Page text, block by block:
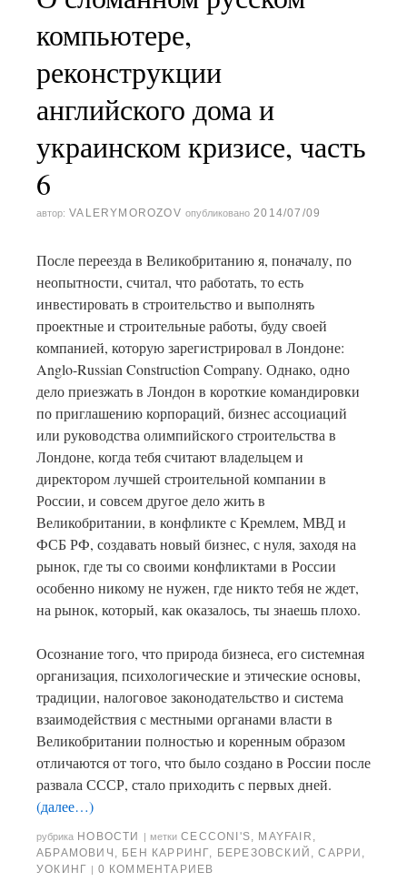
компьютере,
реконструкции
английского дома и
украинском кризисе, часть
6
автор: VALERYMOROZOV опубликовано 2014/07/09
После переезда в Великобританию я, поначалу, по
неопытности, считал, что работать, то есть
инвестировать в строительство и выполнять
проектные и строительные работы, буду своей
компанией, которую зарегистрировал в Лондоне:
Anglo-Russian Construction Company. Однако, одно
дело приезжать в Лондон в короткие командировки
по приглашению корпораций, бизнес ассоциаций
или руководства олимпийского строительства в
Лондоне, когда тебя считают владельцем и
директором лучшей строительной компании в
России, и совсем другое дело жить в
Великобритании, в конфликте с Кремлем, МВД и
ФСБ РФ, создавать новый бизнес, с нуля, заходя на
рынок, где ты со своими конфликтами в России
особенно никому не нужен, где никто тебя не ждет,
на рынок, который, как оказалось, ты знаешь плохо.
Осознание того, что природа бизнеса, его системная
организация, психологические и этические основы,
традиции, налоговое законодательство и система
взаимодействия с местными органами власти в
Великобритании полностью и коренным образом
отличаются от того, что было создано в России после
развала СССР, стало приходить с первых дней.
(далее…)
рубрика НОВОСТИ | метки CECCONI'S, MAYFAIR ,
АБРАМОВИЧ , БЕН КАРРИНГ, БЕРЕЗОВСКИЙ ,САРРИ ,
УОКИНГ | 0 КОММЕНТАРИЕВ